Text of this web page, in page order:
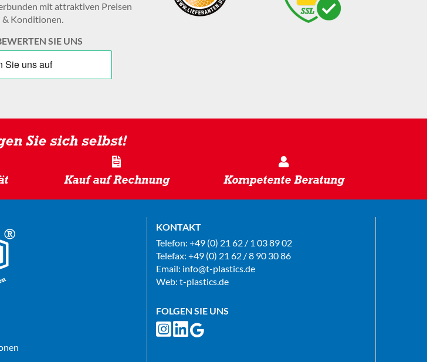
mit attraktiven Preisen
& Konditionen.
SIE UNS
Sie sich selbst!
Kauf auf Rechnung Kompetente Beratung
KONTAKT
Telefon: +49 (0) 21 62 / 1 03 89 02
Telefax: +49 (0) 21 62 / 8 90 30 86
Email: info@t-plastics.de
Web: t-plastics.de
FOLGEN SIE UNS